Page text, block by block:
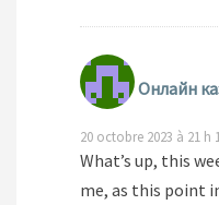
Онлайн
20 octobre 2023 à 21 h
What’s up, this
me, as this point